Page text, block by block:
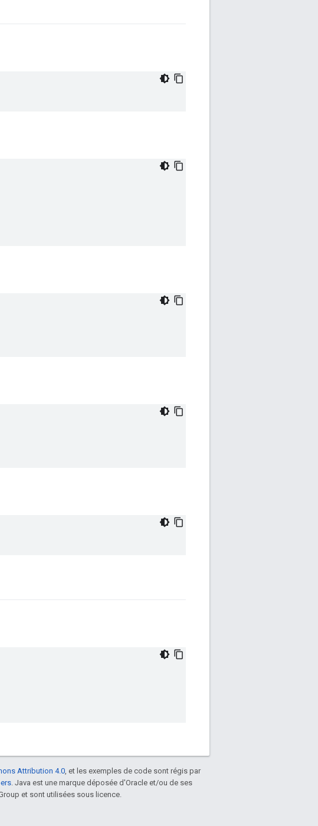
Attribution 4.0, et les exemples de code sont régis par
. Java est une marque déposée d'Oracle et/ou de ses
et sont utilisées sous licence.